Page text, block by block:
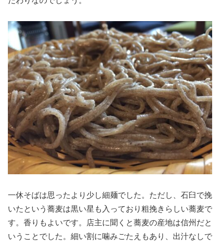
一休そばは思ったより少し細麺でした。ただし、石臼で挽
いたという蕎麦は黒い星も入っており粗挽きらしい蕎麦で
す。香りもよいです。店主に聞くと蕎麦の産地は信州だと
いうことでした。細い割に噛みごたえもあり、出汁なしで